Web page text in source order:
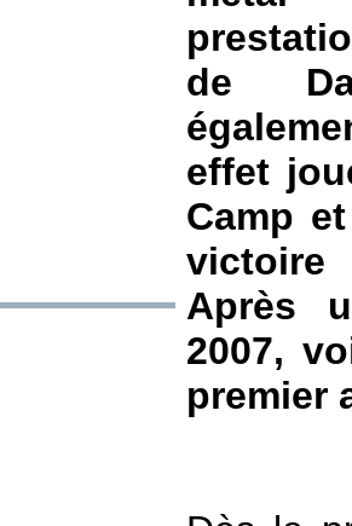
de
effet
Camp
Après
2007,
premier